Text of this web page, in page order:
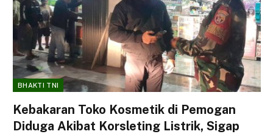
BHAKTI TNI
Kebakaran Toko Kosmetik di Pemogan
Diduga Akibat Korsleting Listrik, Sigap